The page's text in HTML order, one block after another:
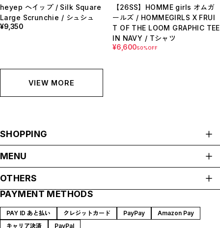
heyep へイップ / Silk Square
Large Scrunchie / シュシュ
¥9,350
【26SS】HOMME girls オムガ
ールズ / HOMMEGIRLS X FRUI
T OF THE LOOM GRAPHIC TEE
IN NAVY / Tシャツ
¥6,60050%OFF
VIEW MORE
SHOPPING
MENU
SHOP GUIDE
BLOG
MEMBERSHIP
OTHERS
プライバシーポリシー
特定商取引法に基づく表記
会員規約
PAYMENT METHODS
PAY ID あと払い クレジットカード PayPay
Amazon Pay
キャリア決済
PayPal